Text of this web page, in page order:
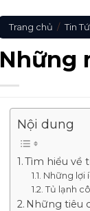
Trang chủ / Tin
Những
Nội dung
Tìm hiểu về
Những lợi
Tủ lạnh
Những tiêu